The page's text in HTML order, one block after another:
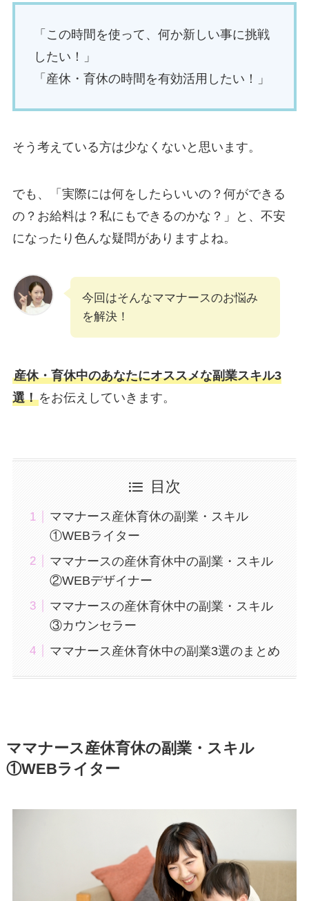
「この時間を使って、何か新しい事に挑戦
したい！」
「産休・育休の時間を有効活用したい！」
そう考えている方は少なくないと思います。
でも、「実際には何をしたらいいの？何ができる
の？お給料は？私にもできるのかな？」と、不安
になったり色んな疑問がありますよね。
今回はそんなママナースのお悩み
を解決！
産休・育休中のあなたにオススメな副業スキル3
選！をお伝えしていきます。
目次
ママナース産休育休の副業・スキル
①WEBライター
ママナースの産休育休中の副業・スキル
②WEBデザイナー
ママナースの産休育休中の副業・スキル
③カウンセラー
ママナース産休育休中の副業3選のまとめ
ママナース産休育休の副業・スキル
①WEBライター